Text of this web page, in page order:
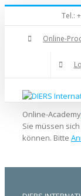
Zum
springen
Tel.:
Online-
Online-Academy
Sie müssen
können. Bitte